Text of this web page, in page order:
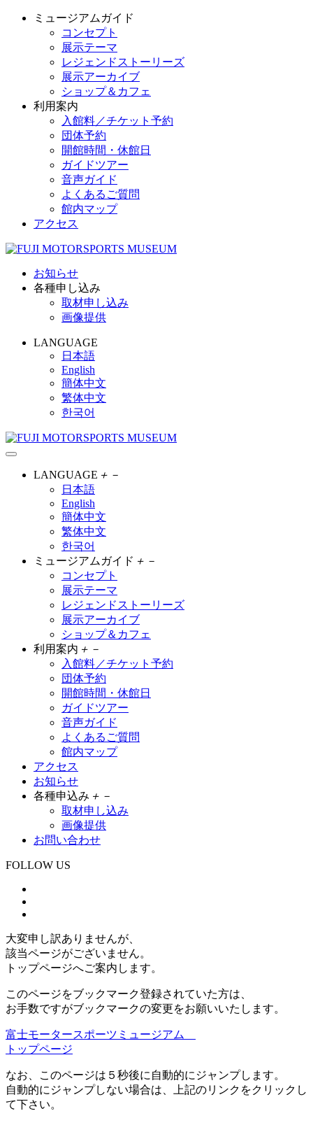
ミュージアムガイド
コンセプト
展示テーマ
レジェンドストーリーズ
展示アーカイブ
ショップ＆カフェ
利用案内
入館料／チケット予約
団体予約
開館時間・休館日
ガイドツアー
音声ガイド
よくあるご質問
館内マップ
アクセス
お知らせ
各種申し込み
取材申し込み
画像提供
LANGUAGE
日本語
English
簡体中文
繁体中文
한국어
LANGUAGE ＋ －
日本語
English
簡体中文
繁体中文
한국어
ミュージアムガイド ＋ －
コンセプト
展示テーマ
レジェンドストーリーズ
展示アーカイブ
ショップ＆カフェ
利用案内 ＋ －
入館料／チケット予約
団体予約
開館時間・休館日
ガイドツアー
音声ガイド
よくあるご質問
館内マップ
アクセス
お知らせ
各種申込み ＋ －
取材申し込み
画像提供
お問い合わせ
FOLLOW US
大変申し訳ありませんが、
該当ページがございません。
トップページへご案内します。
このページをブックマーク登録されていた方は、
お手数ですがブックマークの変更をお願いいたします。
富士モータースポーツミュージアム
トップページ
なお、このページは５秒後に自動的にジャンプします。
自動的にジャンプしない場合は、上記のリンクをクリックし
て下さい。